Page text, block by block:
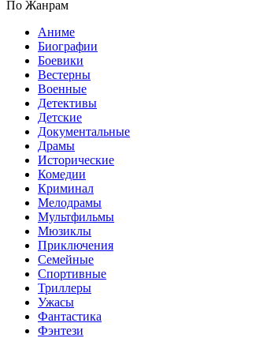
По Жанрам
Аниме
Биографии
Боевики
Вестерны
Военные
Детективы
Детские
Документальные
Драмы
Исторические
Комедии
Криминал
Мелодрамы
Мультфильмы
Мюзиклы
Приключения
Семейные
Спортивные
Триллеры
Ужасы
Фантастика
Фэнтези